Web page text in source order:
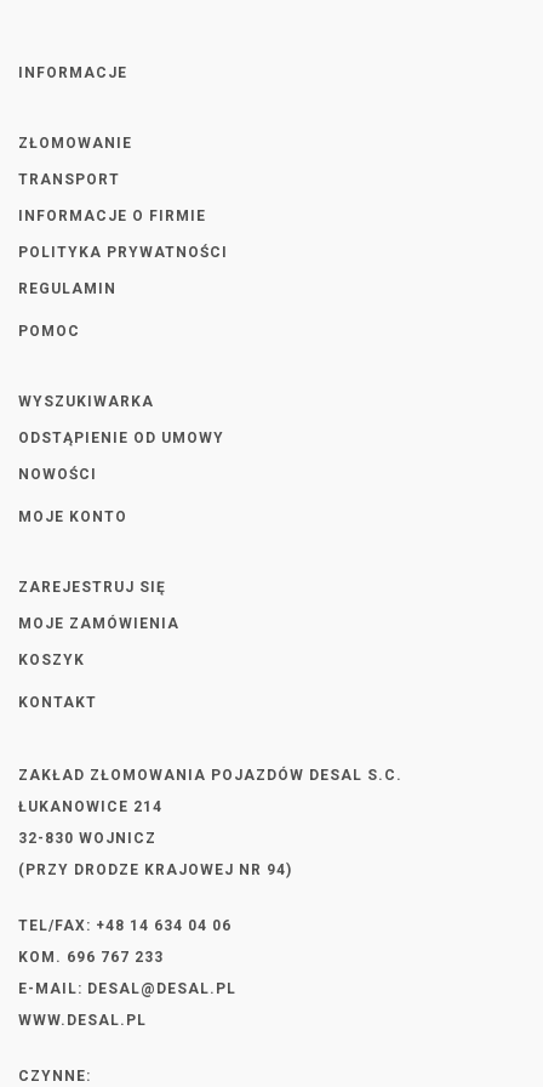
INFORMACJE
ZŁOMOWANIE
TRANSPORT
INFORMACJE O FIRMIE
POLITYKA PRYWATNOŚCI
REGULAMIN
POMOC
WYSZUKIWARKA
ODSTĄPIENIE OD UMOWY
NOWOŚCI
MOJE KONTO
ZAREJESTRUJ SIĘ
MOJE ZAMÓWIENIA
KOSZYK
KONTAKT
ZAKŁAD ZŁOMOWANIA POJAZDÓW DESAL S.C.
ŁUKANOWICE 214
32-830 WOJNICZ
(PRZY DRODZE KRAJOWEJ NR 94)
TEL/FAX: +48 14 634 04 06
KOM. 696 767 233
E-MAIL: DESAL@DESAL.PL
WWW.DESAL.PL
CZYNNE: